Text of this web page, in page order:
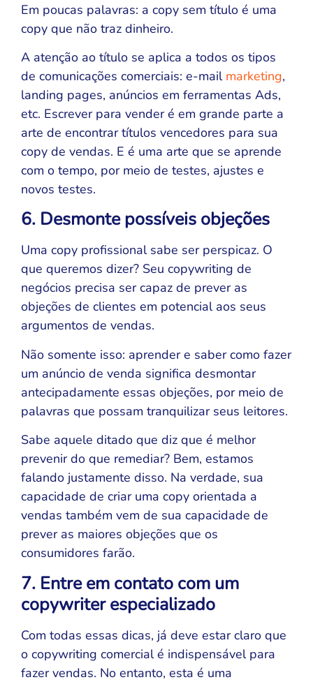
Em poucas palavras: a copy sem título é uma
copy que não traz dinheiro.
A atenção ao título se aplica a todos os tipos
de comunicações comerciais: e-mail marketing,
landing pages, anúncios em ferramentas Ads,
etc. Escrever para vender é em grande parte a
arte de encontrar títulos vencedores para sua
copy de vendas. E é uma arte que se aprende
com o tempo, por meio de testes, ajustes e
novos testes.
6. Desmonte possíveis objeções
Uma copy profissional sabe ser perspicaz. O
que queremos dizer? Seu copywriting de
negócios precisa ser capaz de prever as
objeções de clientes em potencial aos seus
argumentos de vendas.
Não somente isso: aprender e saber como fazer
um anúncio de venda significa desmontar
antecipadamente essas objeções, por meio de
palavras que possam tranquilizar seus leitores.
Sabe aquele ditado que diz que é melhor
prevenir do que remediar? Bem, estamos
falando justamente disso. Na verdade, sua
capacidade de criar uma copy orientada a
vendas também vem de sua capacidade de
prever as maiores objeções que os
consumidores farão.
7. Entre em contato com um
copywriter especializado
Com todas essas dicas, já deve estar claro que
o copywriting comercial é indispensável para
fazer vendas. No entanto, esta é uma